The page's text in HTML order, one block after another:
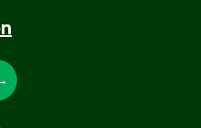
Privacybeleid